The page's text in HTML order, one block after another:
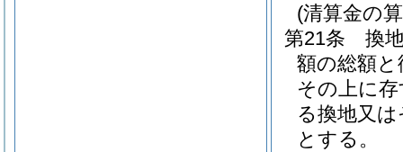
(清算金の
第21条
換
額の総額
その上に
る換地又
とする。